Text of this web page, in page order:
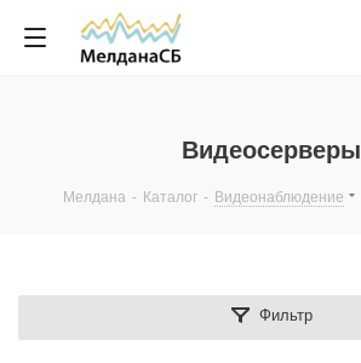
Видеосерверы
Мелдана - Каталог - Видеонаблюдение
Фильтр